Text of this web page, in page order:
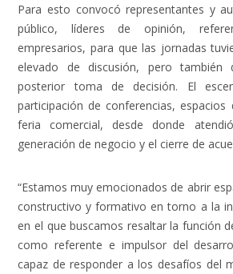
Para esto convocó representantes y
público, líderes de opinión,
empresarios, para que las jornadas
elevado de discusión, pero también
posterior toma de decisión. El
participación de conferencias,
feria comercial, desde donde
generación de negocio y el cierre de
“Estamos muy emocionados de abrir
constructivo y formativo en torno a la
en el que buscamos resaltar la función
como referente e impulsor del
capaz de responder a los desafíos del